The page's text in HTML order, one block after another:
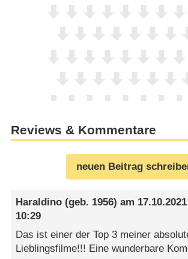
Reviews & Kommentare
neuen Beitrag
Haraldino (geb. 1956) am 17.10.2021
10:29
Das ist einer der Top 3 meiner
Lieblingsfilme!!! Eine wunderbare